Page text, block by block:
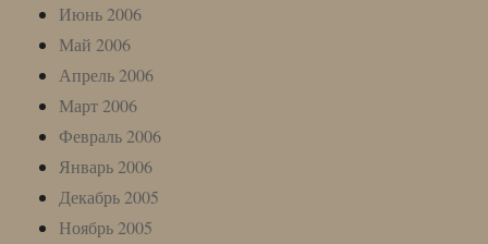
Июнь 2006
Май 2006
Апрель 2006
Март 2006
Февраль 2006
Январь 2006
Декабрь 2005
Ноябрь 2005